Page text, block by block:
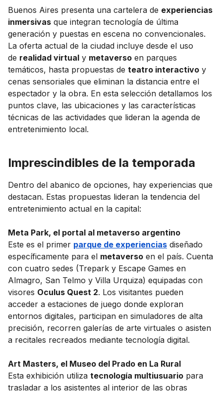
Buenos Aires presenta una cartelera de experiencias
inmersivas que integran tecnología de última
generación y puestas en escena no convencionales.
La oferta actual de la ciudad incluye desde el uso
de realidad virtual y metaverso en parques
temáticos, hasta propuestas de teatro interactivo y
cenas sensoriales que eliminan la distancia entre el
espectador y la obra. En esta selección detallamos los
puntos clave, las ubicaciones y las características
técnicas de las actividades que lideran la agenda de
entretenimiento local.
Imprescindibles de la temporada
Dentro del abanico de opciones, hay experiencias que
destacan. Estas propuestas lideran la tendencia del
entretenimiento actual en la capital:
Meta Park, el portal al metaverso argentino
Este es el primer parque de experiencias diseñado
específicamente para el metaverso en el país. Cuenta
con cuatro sedes (Trepark y Escape Games en
Almagro, San Telmo y Villa Urquiza) equipadas con
visores Oculus Quest 2. Los visitantes pueden
acceder a estaciones de juego donde exploran
entornos digitales, participan en simuladores de alta
precisión, recorren galerías de arte virtuales o asisten
a recitales recreados mediante tecnología digital.
Art Masters, el Museo del Prado en La Rural
Esta exhibición utiliza tecnología multiusuario para
trasladar a los asistentes al interior de las obras